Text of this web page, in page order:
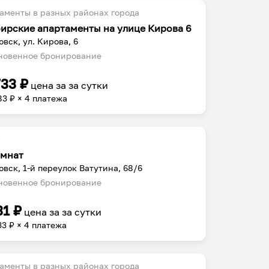
в разных районах города
апартаменты на улице Кирова 6
ул. Кирова, 6
бронирование
₽ цена заза сутки
₽ × 4 платежа
1-й переулок Ватутина, 68/6
бронирование
₽ цена заза сутки
₽ × 4 платежа
в разных районах города